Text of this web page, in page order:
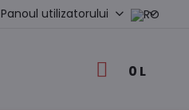
Panoul utilizatorului
0 L